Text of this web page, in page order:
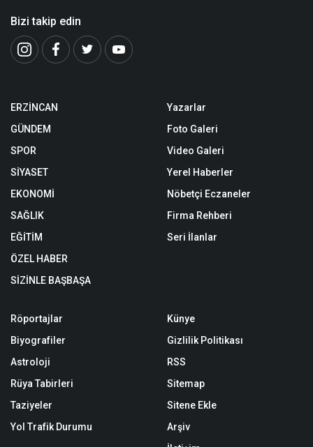
Bizi takip edin
ERZİNCAN
GÜNDEM
SPOR
SİYASET
EKONOMİ
SAĞLIK
EĞİTİM
ÖZEL HABER
SİZİNLE BAŞBAŞA
Yazarlar
Foto Galeri
Video Galeri
Yerel Haberler
Nöbetçi Eczaneler
Firma Rehberi
Seri İlanlar
Röportajlar
Biyografiler
Astroloji
Rüya Tabirleri
Taziyeler
Yol Trafik Durumu
Künye
Gizlilik Politikası
RSS
Sitemap
Sitene Ekle
Arşiv